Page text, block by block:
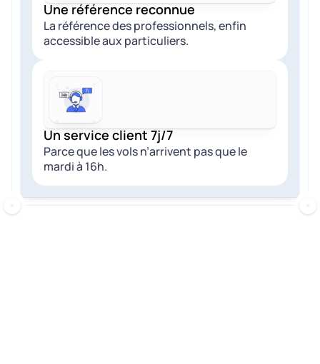
Une référence reconnue
La référence des professionnels, enfin
accessible aux particuliers.
Un service client 7j/7
Parce que les vols n’arrivent pas que le
mardi à 16h.